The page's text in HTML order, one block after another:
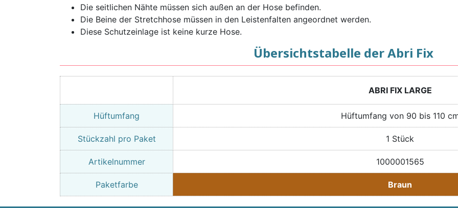
Die seitlichen Nähte müssen sich außen an der Hose befinden.
Die Beine der Stretchhose müssen in den Leistenfalten angeordnet werden.
Diese Schutzeinlage ist keine kurze Hose.
Übersichtstabelle der Abri Fix
ABRI FIX LARGE
Hüftumfang Hüftumfang von 90 bis 110
Stückzahl pro Paket 1 Stück
Artikelnummer 1000001565
Paketfarbe Braun